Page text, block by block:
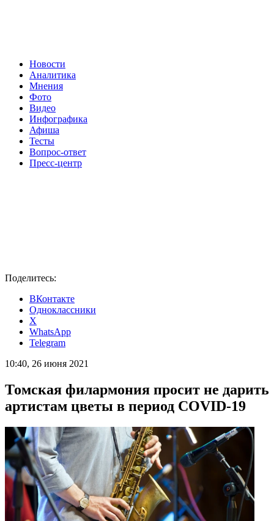
Новости
Аналитика
Мнения
Фото
Видео
Инфографика
Афиша
Тесты
Вопрос-ответ
Пресс-центр
Поделитесь:
ВКонтакте
Одноклассники
X
WhatsApp
Telegram
10:40, 26 июня 2021
Томская филармония просит не дарить
артистам цветы в период COVID-19